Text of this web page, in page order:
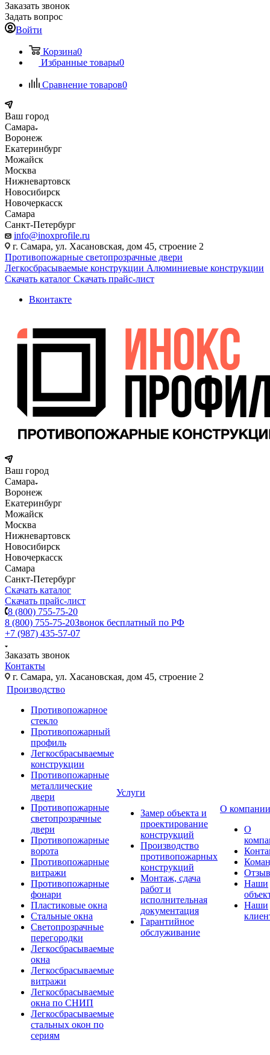
Заказать звонок
Задать вопрос
Войти
Корзина0
Избранные товары0
Сравнение товаров0
Ваш город
Самара
Воронеж
Екатеринбург
Можайск
Москва
Нижневартовск
Новосибирск
Новочеркасск
Самара
Санкт-Петербург
info@inoxprofile.ru
г. Самара, ул. Хасановская, дом 45, строение 2
Противопожарные светопрозрачные двери
Легкосбрасываемые конструкции Алюминиевые конструкции
Скачать каталог Скачать прайс-лист
Вконтакте
Ваш город
Самара
Воронеж
Екатеринбург
Можайск
Москва
Нижневартовск
Новосибирск
Новочеркасск
Самара
Санкт-Петербург
Скачать каталог
Скачать прайс-лист
8 (800) 755-75-20
8 (800) 755-75-20Звонок бесплатный по РФ
+7 (987) 435-57-07
Заказать звонок
Контакты
г. Самара, ул. Хасановская, дом 45, строение 2
Производство
Противопожарное
стекло
Противопожарный
профиль
Легкосбрасываемые
конструкции
Противопожарные
металлические
двери
Противопожарные
светопрозрачные
двери
Противопожарные
ворота
Противопожарные
витражи
Противопожарные
фонари
Пластиковые окна
Стальные окна
Светопрозрачные
перегородки
Легкосбрасываемые
окна
Легкосбрасываемые
витражи
Легкосбрасываемые
окна по СНИП
Легкосбрасываемые
стальных окон по
сериям
Услуги
Замер объекта и
проектирование
конструкций
Производство
противопожарных
конструкций
Монтаж, сдача
работ и
исполнительная
документация
Гарантийное
обслуживание
О компании
О
Наши
Наши